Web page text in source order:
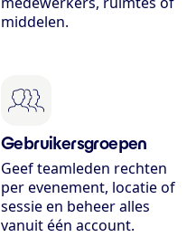
middelen.
Gebruikers­groepen
Geef teamleden rechten
per evenement, locatie of
sessie en beheer alles
vanuit één account.